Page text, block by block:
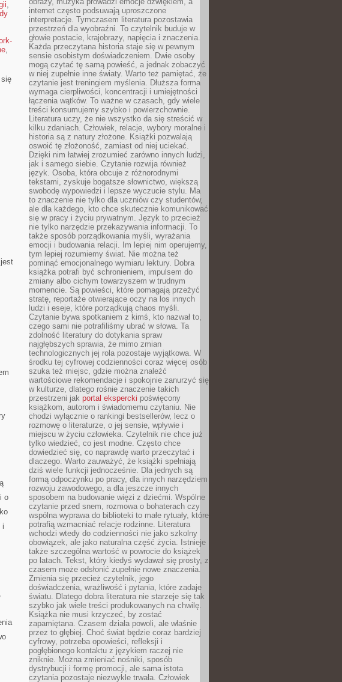
,
,
o
i
internet często podsuwają uproszczone
interpretacje. Tymczasem literatura pozostawia
przestrzeń dla wyobraźni. To czytelnik buduje w
głowie postacie, krajobrazy, napięcia i znaczenia.
Każda przeczytana historia staje się w pewnym
sensie osobistym doświadczeniem. Dwie osoby
mogą czytać tę samą powieść, a jednak zobaczyć
w niej zupełnie inne światy. Warto też pamiętać, że
czytanie jest treningiem myślenia. Dłuższa forma
wymaga cierpliwości, koncentracji i umiejętności
łączenia wątków. To ważne w czasach, gdy wiele
treści konsumujemy szybko i powierzchownie.
Literatura uczy, że nie wszystko da się streścić w
kilku zdaniach. Człowiek, relacje, wybory moralne i
historia są z natury złożone. Książki pozwalają
oswoić tę złożoność, zamiast od niej uciekać.
Dzięki nim łatwiej zrozumieć zarówno innych ludzi,
jak i samego siebie. Czytanie rozwija również
język. Osoba, która obcuje z różnorodnymi
tekstami, zyskuje bogatsze słownictwo, większą
swobodę wypowiedzi i lepsze wyczucie stylu. Ma
to znaczenie nie tylko dla uczniów czy studentów,
ale dla każdego, kto chce skutecznie komunikować
się w pracy i życiu prywatnym. Język to przecież
nie tylko narzędzie przekazywania informacji. To
także sposób porządkowania myśli, wyrażania
emocji i budowania relacji. Im lepiej nim operujemy,
tym lepiej rozumiemy świat. Nie można też
pominąć emocjonalnego wymiaru lektury. Dobra
książka potrafi być schronieniem, impulsem do
zmiany albo cichym towarzyszem w trudnym
momencie. Są powieści, które pomagają przeżyć
stratę, reportaże otwierające oczy na los innych
ludzi i eseje, które porządkują chaos myśli.
Czytanie bywa spotkaniem z kimś, kto nazwał to,
czego sami nie potrafiliśmy ubrać w słowa. Ta
zdolność literatury do dotykania spraw
najgłębszych sprawia, że mimo zmian
technologicznych jej rola pozostaje wyjątkowa. W
środku tej cyfrowej codzienności coraz więcej osób
szuka też miejsc, gdzie można znaleźć
wartościowe rekomendacje i spokojnie zanurzyć się
w kulturze, dlatego rośnie znaczenie takich
przestrzeni jak portal ekspercki poświęcony
książkom, autorom i świadomemu czytaniu. Nie
chodzi wyłącznie o rankingi bestsellerów, lecz o
rozmowę o literaturze, o jej sensie, wpływie i
miejscu w życiu człowieka. Czytelnik nie chce już
tylko wiedzieć, co jest modne. Często chce
dowiedzieć się, co naprawdę warto przeczytać i
dlaczego. Warto zauważyć, że książki spełniają
dziś wiele funkcji jednocześnie. Dla jednych są
formą odpoczynku po pracy, dla innych narzędziem
rozwoju zawodowego, a dla jeszcze innych
sposobem na budowanie więzi z dziećmi. Wspólne
czytanie przed snem, rozmowa o bohaterach czy
wspólna wyprawa do biblioteki to małe rytuały, które
potrafią wzmacniać relacje rodzinne. Literatura
wchodzi wtedy do codzienności nie jako szkolny
obowiązek, ale jako naturalna część życia. Istnieje
także szczególna wartość w powrocie do książek
po latach. Tekst, który kiedyś wydawał się prosty, z
czasem może odsłonić zupełnie nowe znaczenia.
Zmienia się przecież czytelnik, jego
doświadczenia, wrażliwość i pytania, które zadaje
światu. Dlatego dobra literatura nie starzeje się tak
szybko jak wiele treści produkowanych na chwilę.
Książka nie musi krzyczeć, by zostać
zapamiętana. Czasem działa powoli, ale właśnie
przez to głębiej. Choć świat będzie coraz bardziej
cyfrowy, potrzeba opowieści, refleksji i
pogłębionego kontaktu z językiem raczej nie
zniknie. Można zmieniać nośniki, sposób
dystrybucji i formę promocji, ale sama istota
czytania pozostaje niezwykle trwała. Człowiek